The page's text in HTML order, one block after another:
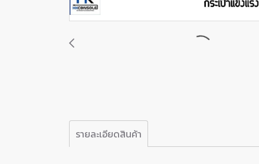
รายละเอียดสินค้า